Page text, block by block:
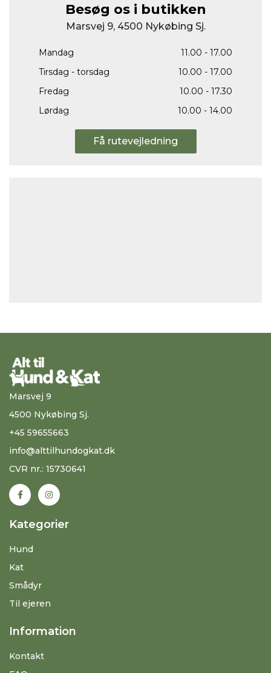
Besøg os i butikken
Marsvej 9, 4500 Nykøbing Sj.
Mandag
11.00 - 17.00
Tirsdag - torsdag
10.00 - 17.00
Fredag
10.00 - 17.30
Lørdag
10.00 - 14.00
Få rutevejledning
Marsvej 9
4500 Nykøbing Sj.
+45 59655663
info@alttilhundogkat.dk
CVR nr.: 15730641
Kategorier
Hund
Kat
Smådyr
Til ejeren
Information
Kontakt